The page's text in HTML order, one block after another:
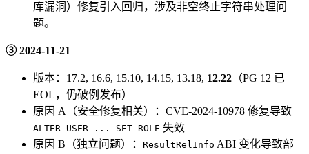
库漏洞）修复引入回归，涉及非空终止字符串处理问
题。
③ 2024-11-21
版本：17.2, 16.6, 15.10, 14.15, 13.18, 12.22 （PG 12 已
EOL，仍破例发布）
原因 A（安全修复相关）：CVE-2024-10978 修复导致
ALTER USER ... SET ROLE 失效
原因 B（独立问题）： ResultRelInfo ABI 变化导致部